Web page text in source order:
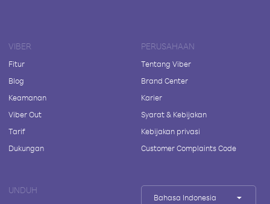
VIBER
Fitur
Blog
Keamanan
Viber Out
Tarif
Dukungan
PERUSAHAAN
Tentang Viber
Brand Center
Karier
Syarat & Kebijakan
Kebijakan privasi
Customer Complaints Code
UNDUH
Bahasa Indonesia